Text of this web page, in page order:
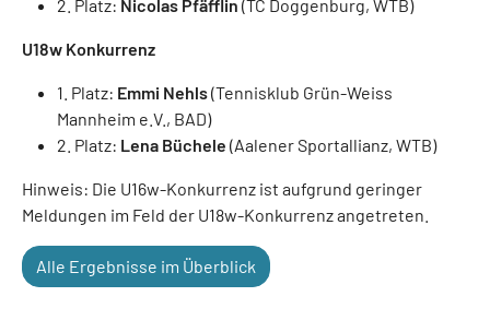
2. Platz: Nicolas Pfäfflin (TC Doggenburg, WTB)
U18w Konkurrenz
1. Platz: Emmi Nehls(Tennisklub Grün-Weiss
Mannheim e.V., BAD)
2. Platz: Lena Büchele (Aalener Sportallianz, WTB)
Hinweis: Die U16w-Konkurrenz ist aufgrund geringer
Meldungen im Feld der U18w-Konkurrenz angetreten.
Alle Ergebnisse im Überblick